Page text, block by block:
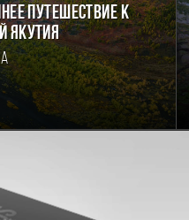
путешествие к
Якутия